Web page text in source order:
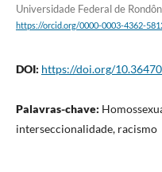
Universidade Federal de
https://orcid.org/0000-0003-4362-
DOI: https://doi.org/
Palavras-chave:
interseccionalidade, racismo